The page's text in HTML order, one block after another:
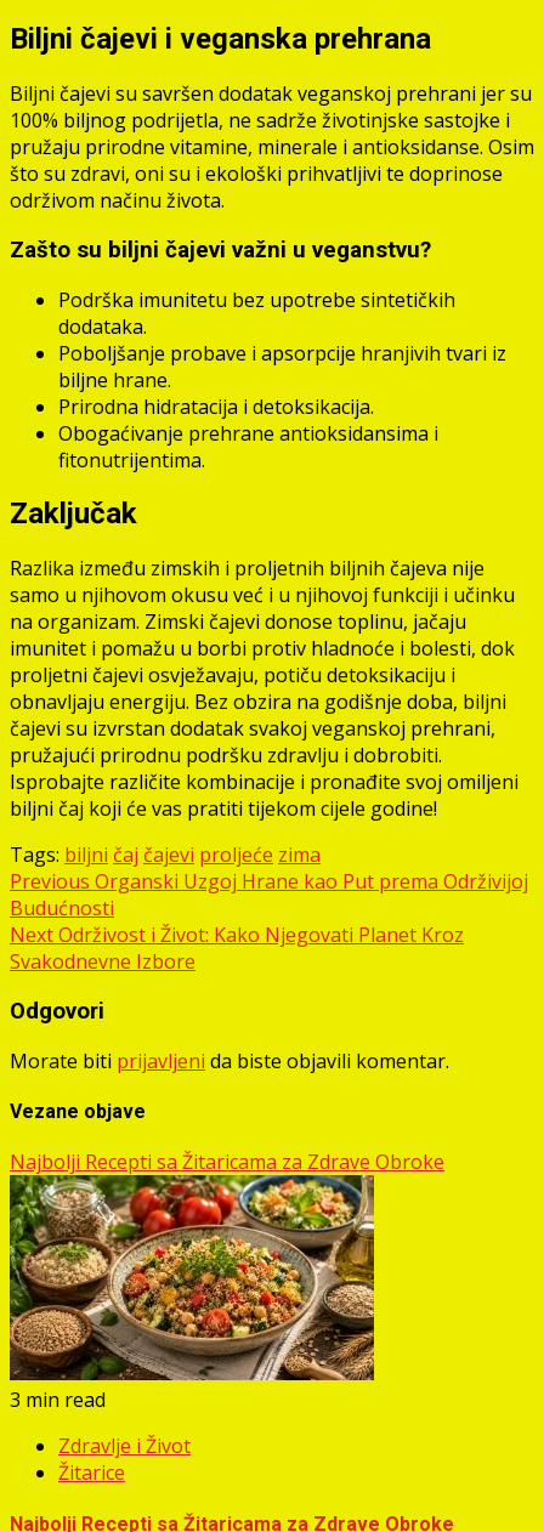
Biljni čajevi i veganska prehrana
Biljni čajevi su savršen dodatak veganskoj prehrani jer su
100% biljnog podrijetla, ne sadrže životinjske sastojke i
pružaju prirodne vitamine, minerale i antioksidanse. Osim
što su zdravi, oni su i ekološki prihvatljivi te doprinose
održivom načinu života.
Zašto su biljni čajevi važni u veganstvu?
Podrška imunitetu bez upotrebe sintetičkih
dodataka.
Poboljšanje probave i apsorpcije hranjivih tvari iz
biljne hrane.
Prirodna hidratacija i detoksikacija.
Obogaćivanje prehrane antioksidansima i
fitonutrijentima.
Zaključak
Razlika između zimskih i proljetnih biljnih čajeva nije
samo u njihovom okusu već i u njihovoj funkciji i učinku
na organizam. Zimski čajevi donose toplinu, jačaju
imunitet i pomažu u borbi protiv hladnoće i bolesti, dok
proljetni čajevi osvježavaju, potiču detoksikaciju i
obnavljaju energiju. Bez obzira na godišnje doba, biljni
čajevi su izvrstan dodatak svakoj veganskoj prehrani,
pružajući prirodnu podršku zdravlju i dobrobiti.
Isprobajte različite kombinacije i pronađite svoj omiljeni
biljni čaj koji će vas pratiti tijekom cijele godine!
Tags: biljni čaj čajevi proljeće zima
Post
navigation
Previous Organski Uzgoj Hrane kao Put prema Održivijoj
Budućnosti
NextOdrživost i Život: Kako Njegovati Planet Kroz
Svakodnevne Izbore
Odgovori
Morate biti prijavljeni da biste objavili komentar.
Vezane objave
Najbolji Recepti sa Žitaricama za Zdrave Obroke
3 min read
Zdravlje i Život
Žitarice
Najbolji Recepti sa Žitaricama za Zdrave Obroke